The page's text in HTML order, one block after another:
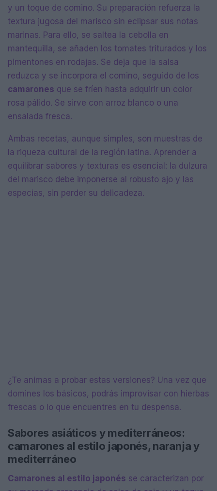
y un toque de comino. Su preparación refuerza la
textura jugosa del marisco sin eclipsar sus notas
marinas. Para ello, se saltea la cebolla en
mantequilla, se añaden los tomates triturados y los
pimentones en rodajas. Se deja que la salsa
reduzca y se incorpora el comino, seguido de los
camarones que se fríen hasta adquirir un color
rosa pálido. Se sirve con arroz blanco o una
ensalada fresca.
Ambas recetas, aunque simples, son muestras de
la riqueza cultural de la región latina. Aprender a
equilibrar sabores y texturas es esencial: la dulzura
del marisco debe imponerse al robusto ajo y las
especias, sin perder su delicadeza.
¿Te animas a probar estas versiones? Una vez que
domines los básicos, podrás improvisar con hierbas
frescas o lo que encuentres en tu despensa.
Sabores asiáticos y mediterráneos:
camarones al estilo japonés, naranja y
mediterráneo
Camarones al estilo japonés se caracterizan por